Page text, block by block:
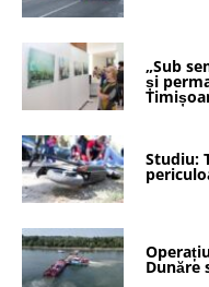
„Sub
și
Studiu:
Dunăre